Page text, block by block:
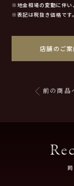
※地金相場の変動に伴い
※表記は税抜き価格です。
店舗のご案
前の商品